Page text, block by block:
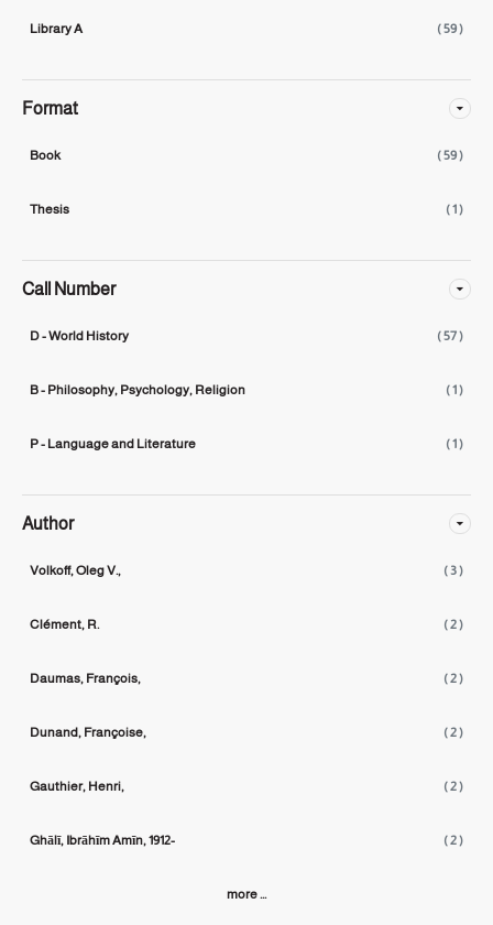
Library A ( 59 )
Format
Book ( 59 )
Thesis ( 1 )
Call Number
D - World History ( 57 )
B - Philosophy, Psychology, Religion ( 1 )
P - Language and Literature ( 1 )
Author
Volkoff, Oleg V., ( 3 )
Clément, R. ( 2 )
Daumas, François, ( 2 )
Dunand, Françoise, ( 2 )
Gauthier, Henri, ( 2 )
Ghālī, Ibrāhīm Amīn, 1912- ( 2 )
more ...